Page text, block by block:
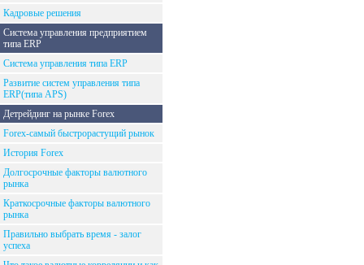
Кадровые решения
Система управления предприятием
типа ERP
Система управления типа ERP
Развитие систем управления типа
ERP(типа APS)
Детрейдинг на рынке Forex
Forex-самый быстрорастущий рынок
История Forex
Долгосрочные факторы валютного
рынка
Краткосрочные факторы валютного
рынка
Правильно выбрать время - залог
успеха